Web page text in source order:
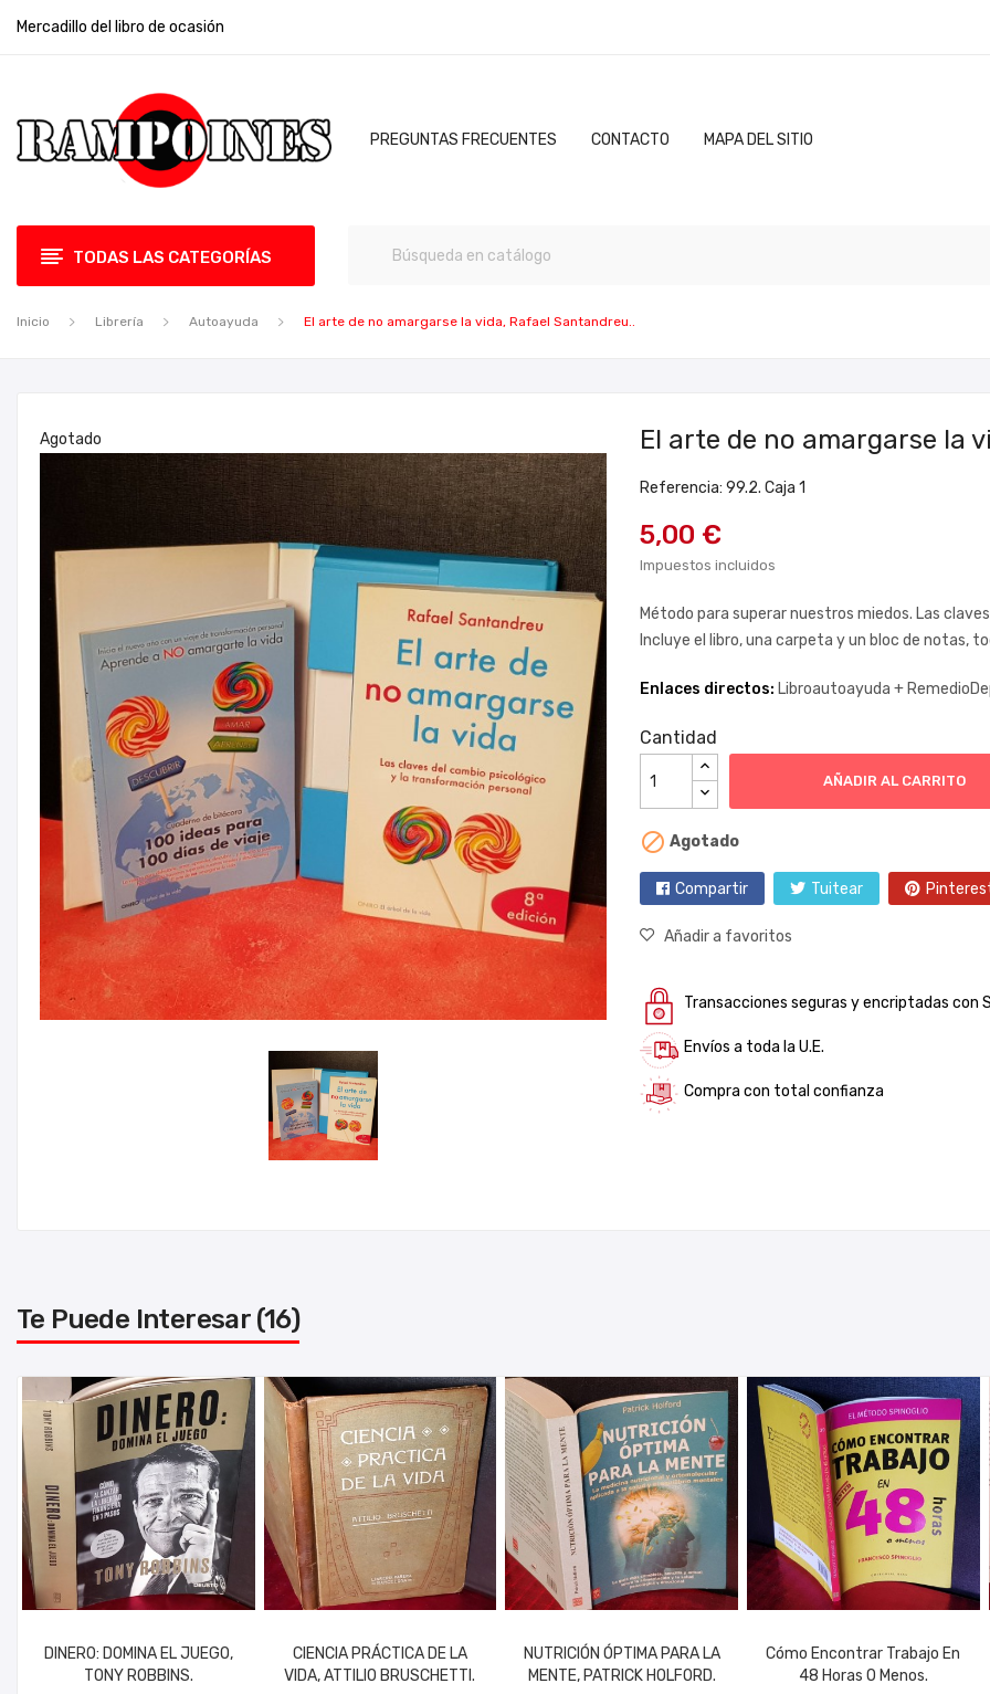
Mercadillo del libro de ocasión
PREGUNTAS FRECUENTES CONTACTO MAPA DEL SITIO
TODAS LAS CATEGORÍAS
Inicio Librería Autoayuda El arte de no amargarse la vida, Rafael Santandreu..
Agotado El arte de no amargarse la
Referencia: 99.2. Caja 1
5,00 €
Impuestos incluidos
Método para superar nuestros miedos. Las
Incluye el libro, una carpeta y un bloc de notas,
Enlaces directos: Libroautoayuda +
Cantidad
AÑADIR AL CARRITO
 Agotado
Compartir Tuitear
Añadir a favoritos
Transacciones seguras y encriptadas con
Envíos a toda la U.E.
Compra con total confianza
Te Puede Interesar (16)
DINERO: DOMINA EL JUEGO,
TONY ROBBINS.
CIENCIA PRÁCTICA DE LA
VIDA, ATTILIO BRUSCHETTI.
NUTRICIÓN ÓPTIMA PARA LA
MENTE, PATRICK HOLFORD.
Cómo Encontrar Trabajo En
48 Horas O Menos.